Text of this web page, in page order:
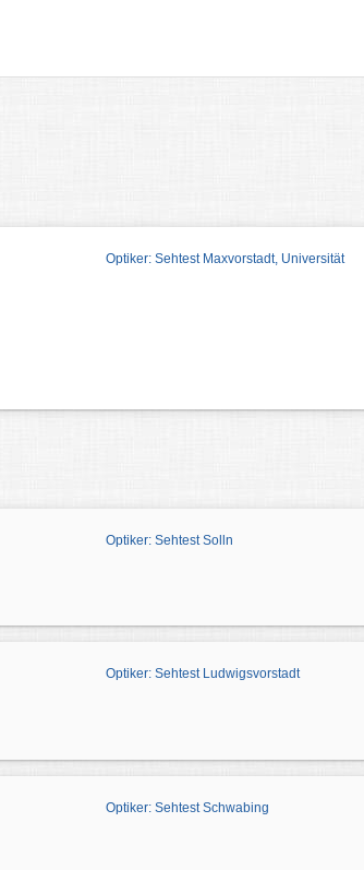
Optiker: Sehtest Maxvorstadt, Universität
Optiker: Sehtest Solln
Optiker: Sehtest Ludwigsvorstadt
Optiker: Sehtest Schwabing